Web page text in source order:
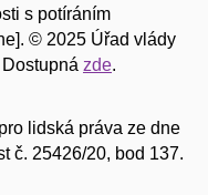
s potíráním
© 2025 Úřad vlády
zde.
lidská práva ze dne
č. 25426/20, bod 137.